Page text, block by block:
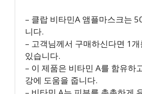
– 클랍 비타민A 앰플마스크는
니다.
– 고객님께서 구매하신다면 1
있습니다.
– 이 제품은 비타민 A를 함유하
강에 도움을 줍니다.